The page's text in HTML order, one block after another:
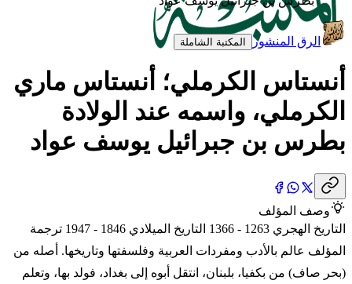
الرق المنشور المكتبة الشاملة
أنستاس الكرملي؛ أنستاس ماري
الكرملي، واسمه عند الولادة
بطرس بن جبرائيل يوسف عواد
وصف المؤلف
التاريخ الهجري 1263 - 1366 التاريخ الميلادي 1846 - 1947 ترجمة
المؤلف عالم بالأدب ومفردات العربية وفلسفتها وتاريخها. أصله من
(بحر صاف) من بكفيا، بلبنان، انتقل أبوه إلى بغداد، فولد بها، وتعلم